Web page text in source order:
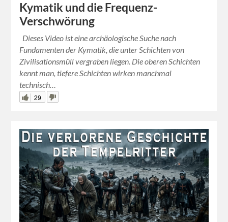
Kymatik und die Frequenz-
Verschwörung
Dieses Video ist eine archäologische Suche nach
Fundamenten der Kymatik, die unter Schichten von
Zivilisationsmüll vergraben liegen. Die oberen Schichten
kennt man, tiefere Schichten wirken manchmal
technisch…
29